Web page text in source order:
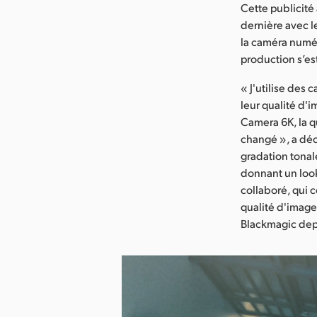
Cette publicité
dernière avec
la caméra
production
« J'utilise des
leur qualité
Camera 6K, la
changé », a
gradation
donnant un
collaboré, qui
qualité d'image
Blackmagic